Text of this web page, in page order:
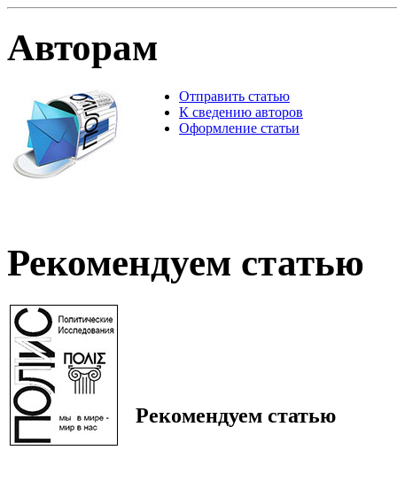
Авторам
Отправить статью
К сведению авторов
Оформление статьи
Рекомендуем статью
Рекомендуем статью